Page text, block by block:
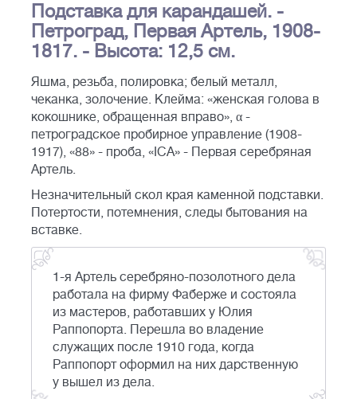
Подставка для карандашей. -
Петроград, Первая Артель, 1908-
1817. - Высота: 12,5 см.
Яшма, резьба, полировка; белый металл,
чеканка, золочение. Клейма: «женская голова в
кокошнике, обращенная вправо», α -
петроградское пробирное управление (1908-
1917), «88» - проба, «IСА» - Первая серебряная
Артель.
Незначительный скол края каменной подставки.
Потертости, потемнения, следы бытования на
вставке.
1-я Артель серебряно-позолотного дела
работала на фирму Фаберже и состояла
из мастеров, работавших у Юлия
Раппопорта. Перешла во владение
служащих после 1910 года, когда
Раппопорт оформил на них дарственную
у вышел из дела.